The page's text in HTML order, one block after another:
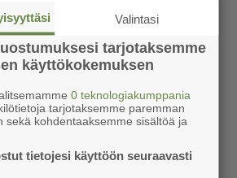
Valintasi
tarjotaksemme
käyttökokemuksen
0 teknologiakumppania
tarjotaksemme paremman
sekä kohdentaaksemme sisältöä ja
tietojesi käyttöön seuraavasti